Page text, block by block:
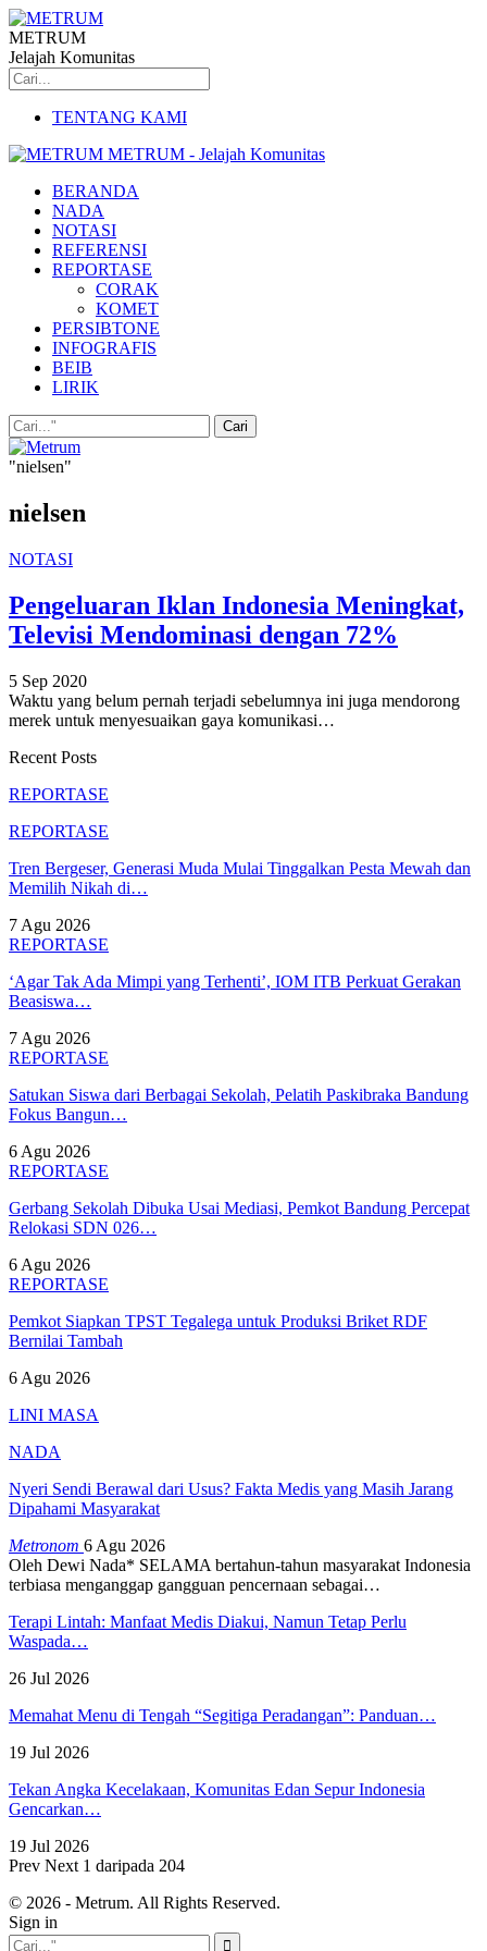
METRUM
Jelajah Komunitas
TENTANG KAMI
METRUM - Jelajah Komunitas
BERANDA
NADA
NOTASI
REFERENSI
REPORTASE
CORAK
KOMET
PERSIBTONE
INFOGRAFIS
BEIB
LIRIK
"nielsen"
nielsen
NOTASI
Pengeluaran Iklan Indonesia Meningkat,
Televisi Mendominasi dengan 72%
5 Sep 2020
Waktu yang belum pernah terjadi sebelumnya ini juga mendorong
merek untuk menyesuaikan gaya komunikasi…
Recent Posts
REPORTASE
REPORTASE
Tren Bergeser, Generasi Muda Mulai Tinggalkan Pesta Mewah dan
Memilih Nikah di…
7 Agu 2026
REPORTASE
‘Agar Tak Ada Mimpi yang Terhenti’, IOM ITB Perkuat Gerakan
Beasiswa…
7 Agu 2026
REPORTASE
Satukan Siswa dari Berbagai Sekolah, Pelatih Paskibraka Bandung
Fokus Bangun…
6 Agu 2026
REPORTASE
Gerbang Sekolah Dibuka Usai Mediasi, Pemkot Bandung Percepat
Relokasi SDN 026…
6 Agu 2026
REPORTASE
Pemkot Siapkan TPST Tegalega untuk Produksi Briket RDF
Bernilai Tambah
6 Agu 2026
LINI MASA
NADA
Nyeri Sendi Berawal dari Usus? Fakta Medis yang Masih Jarang
Dipahami Masyarakat
Metronom 6 Agu 2026
Oleh Dewi Nada* SELAMA bertahun-tahun masyarakat Indonesia
terbiasa menganggap gangguan pencernaan sebagai…
Terapi Lintah: Manfaat Medis Diakui, Namun Tetap Perlu
Waspada…
26 Jul 2026
Memahat Menu di Tengah “Segitiga Peradangan”: Panduan…
19 Jul 2026
Tekan Angka Kecelakaan, Komunitas Edan Sepur Indonesia
Gencarkan…
19 Jul 2026
Prev Next 1 daripada 204
© 2026 - Metrum. All Rights Reserved.
Sign in